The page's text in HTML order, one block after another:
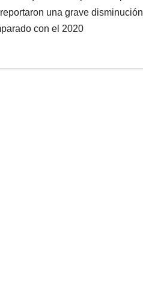
una grave disminución
con el 2020